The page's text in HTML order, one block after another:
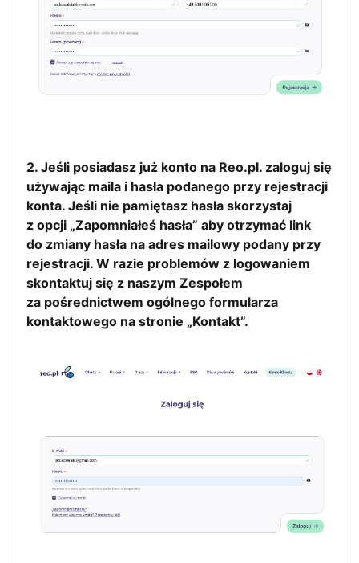
2. Jeśli posiadasz już konto na Reo.pl. zaloguj się
używając maila i hasła podanego przy rejestracji
konta. Jeśli nie pamiętasz hasła skorzystaj
z opcji „Zapomniałeś hasła” aby otrzymać link
do zmiany hasła na adres mailowy podany przy
rejestracji. W razie problemów z logowaniem
skontaktuj się z naszym Zespołem
za pośrednictwem ogólnego formularza
kontaktowego na stronie „Kontakt”.